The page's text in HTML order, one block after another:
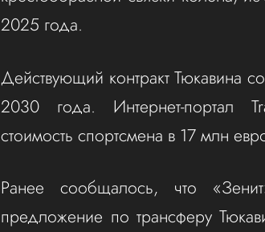
2025 года.
Действующий контракт Тюкавина
2030 года. Интернет-портал
стоимость спортсмена в 17 млн
Ранее сообщалось, что
предложение по трансферу